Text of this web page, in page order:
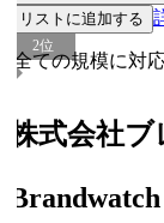
従業員規模
ての規模に対応
リストに追加する 詳
位
式会社ブ